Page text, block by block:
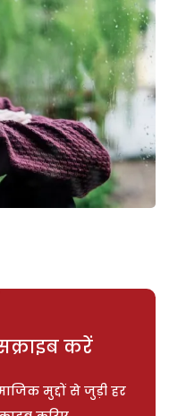
करें
मुद्दों से जुड़ी हर